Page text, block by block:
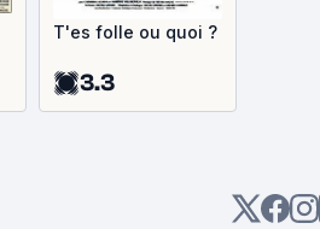
T'es folle ou quoi ?
3.3